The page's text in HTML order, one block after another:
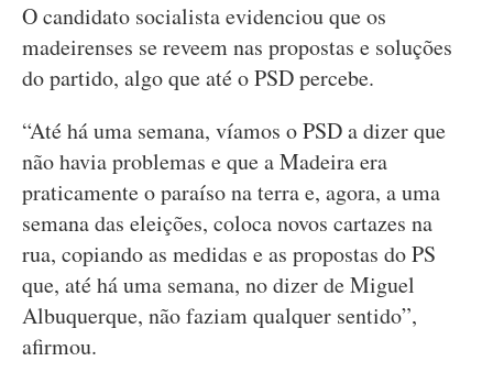
O candidato socialista evidenciou que os
madeirenses se reveem nas propostas e soluções
do partido, algo que até o PSD percebe.
“Até há uma semana, víamos o PSD a dizer que
não havia problemas e que a Madeira era
praticamente o paraíso na terra e, agora, a uma
semana das eleições, coloca novos cartazes na
rua, copiando as medidas e as propostas do PS
que, até há uma semana, no dizer de Miguel
Albuquerque, não faziam qualquer sentido”,
afirmou.